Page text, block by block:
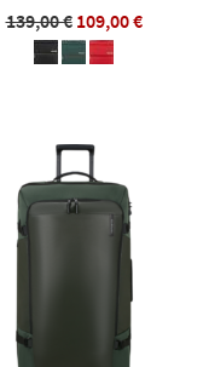
139,00 € 109,00 €